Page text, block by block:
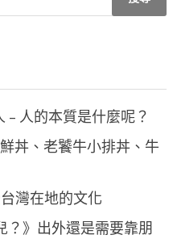
– 人的本質是什麼呢？
丼、老饕牛小排丼、牛
灣在地的文化
？》出外還是需要靠朋